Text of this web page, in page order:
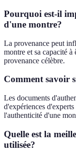
Pourquoi est-il
d'une montre?
La provenance peut
montre et sa capacité
provenance célèbre.
Comment savoir
Les documents
d'expériences
l'authenticité d'une
Quelle est la
utilisée?